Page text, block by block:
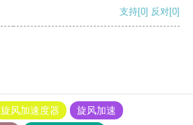
支持[0] 反对[0]
旋风加速度器
旋风加速